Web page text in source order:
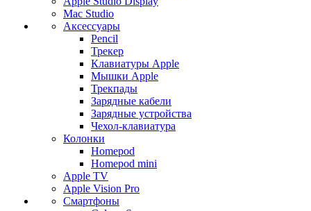
Mac Studio
Аксессуары
Pencil
Трекер
Клавиатуры Apple
Мышки Apple
Трекпады
Зарядные кабели
Зарядные устройства
Чехол-клавиатура
Колонки
Homepod
Homepod mini
Apple TV
Apple Vision Pro
Смартфоны